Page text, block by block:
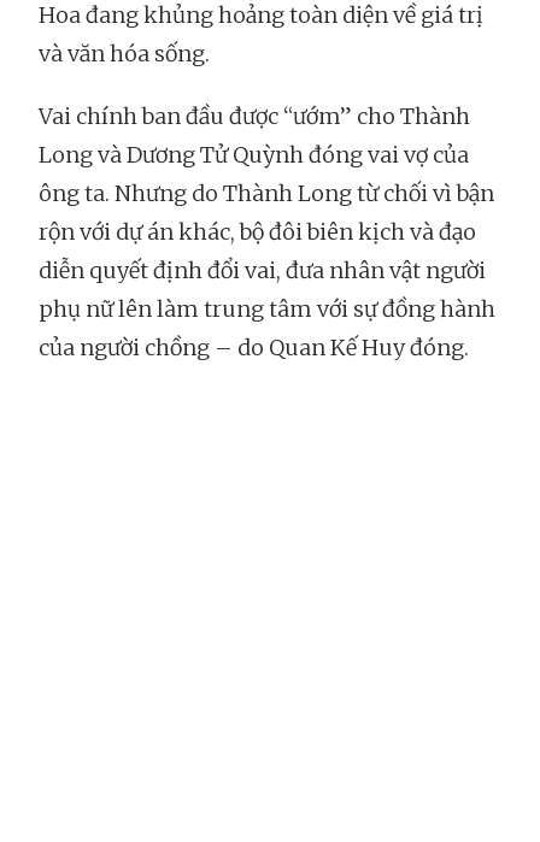
Hoa đang khủng hoảng toàn diện về giá trị
và văn hóa sống.
Vai chính ban đầu được “ướm” cho Thành
Long và Dương Tử Quỳnh đóng vai vợ của
ông ta. Nhưng do Thành Long từ chối vì bận
rộn với dự án khác, bộ đôi biên kịch và đạo
diễn quyết định đổi vai, đưa nhân vật người
phụ nữ lên làm trung tâm với sự đồng hành
của người chồng – do Quan Kế Huy đóng.